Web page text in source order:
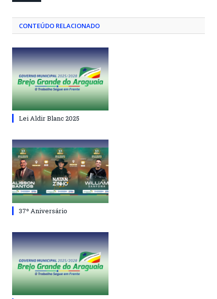
CONTEÚDO RELACIONADO
Lei Aldir Blanc 2025
37º Aniversário